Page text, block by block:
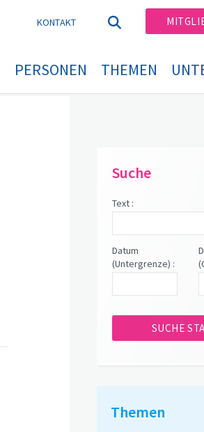
KONTAKT
PERSONEN THEMEN
Suche
Text :
Datum
(Untergrenze) :
Themen